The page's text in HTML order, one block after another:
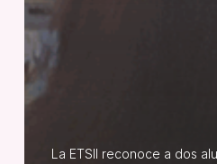
La ETSII reconoce a dos